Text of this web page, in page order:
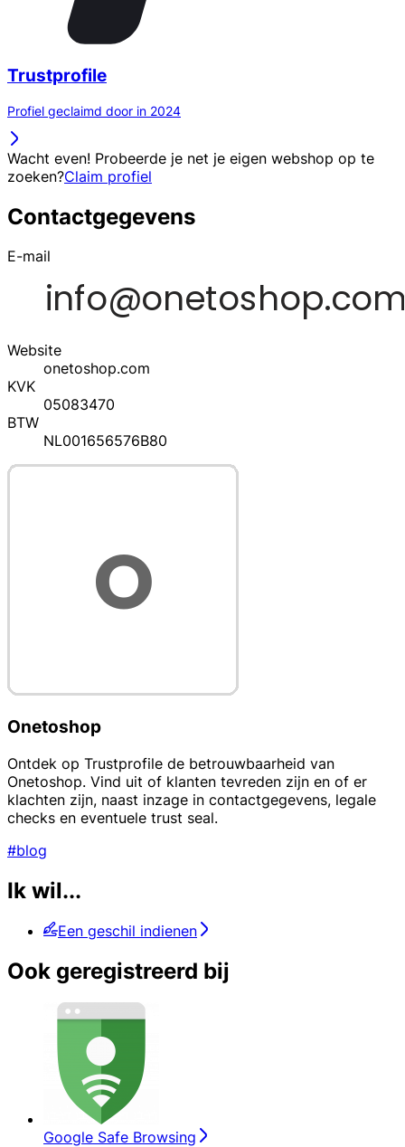
Trustprofile
Profiel geclaimd door in 2024
Wacht even! Probeerde je net je eigen webshop op te
zoeken?Claim profiel
Contactgegevens
E-mail
Website
onetoshop.com
KVK
05083470
BTW
NL001656576B80
Onetoshop
Ontdek op Trustprofile de betrouwbaarheid van
Onetoshop. Vind uit of klanten tevreden zijn en of er
klachten zijn, naast inzage in contactgegevens, legale
checks en eventuele trust seal.
#blog
Ik wil...
Een geschil indienen
Ook geregistreerd bij
Google Safe Browsing